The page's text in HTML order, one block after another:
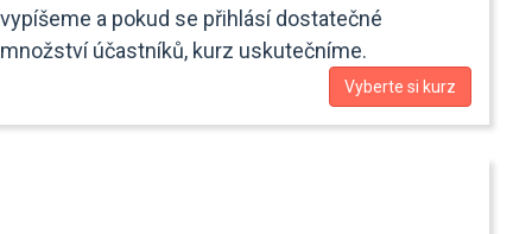
vypíšeme a pokud se přihlásí dostatečné
množství účastníků, kurz uskutečníme.
Vyberte si kurz